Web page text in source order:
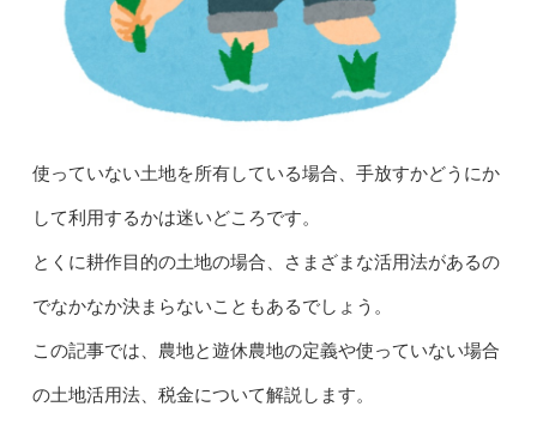
使っていない土地を所有している場合、手放すかどうにか
して利用するかは迷いどころです。
とくに耕作目的の土地の場合、さまざまな活用法があるの
でなかなか決まらないこともあるでしょう。
この記事では、農地と遊休農地の定義や使っていない場合
の土地活用法、税金について解説します。